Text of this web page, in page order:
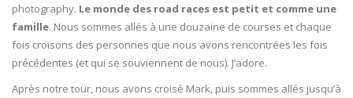
photography. Le monde des road races est petit et comme une
famille. Nous sommes allés à une douzaine de courses et chaque
fois croisons des personnes que nous avons rencontrées les fois
précédentes (et qui se souviennent de nous). J’adore.
Après notre tour, nous avons croisé Mark, puis sommes allés jusqu’à